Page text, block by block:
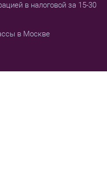
в налоговой за 15-30
в Москве